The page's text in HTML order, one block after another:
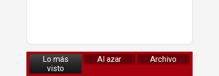
Lo más
visto
Al azar Archivo